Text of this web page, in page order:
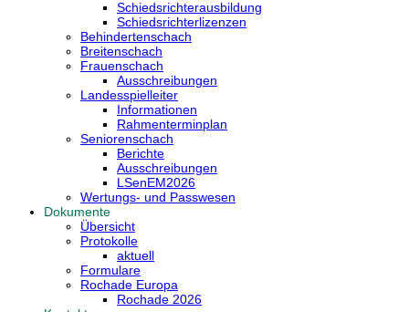
Schiedsrichterausbildung
Schiedsrichterlizenzen
Behindertenschach
Breitenschach
Frauenschach
Ausschreibungen
Landesspielleiter
Informationen
Rahmenterminplan
Seniorenschach
Berichte
Ausschreibungen
LSenEM2026
Wertungs- und Passwesen
Dokumente
Übersicht
Protokolle
aktuell
Formulare
Rochade Europa
Rochade 2026